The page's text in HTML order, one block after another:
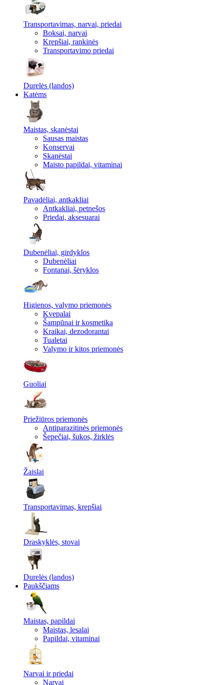
Transportavimas, narvai, priedai
Boksai, narvai
Krepšiai, rankinės
Transportavimo priedai
Durelės (landos)
Katėms
Maistas, skanėstai
Sausas maistas
Konservai
Skanėstai
Maisto papildai, vitaminai
Pavadėliai, antkakliai
Antkakliai, petnešos
Priedai, aksesuarai
Dubenėliai, girdyklos
Dubenėliai
Fontanai, šėryklos
Higienos, valymo priemonės
Kvepalai
Šampūnai ir kosmetika
Kraikai, dezodorantai
Tualetai
Valymo ir kitos priemonės
Guoliai
Priežiūros priemonės
Antiparazitinės priemonės
Šepečiai, šukos, žirklės
Žaislai
Transportavimas, krepšiai
Draskyklės, stovai
Durelės (landos)
Paukščiams
Maistas, papildai
Maistas, lesalai
Papildai, vitaminai
Narvai ir priedai
Narvai